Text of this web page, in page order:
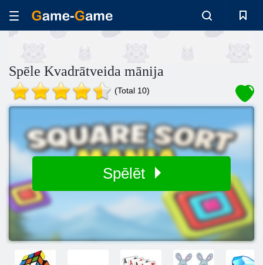
Spēle Kvadrātveida mānija
(Total 10)
Spēlēt